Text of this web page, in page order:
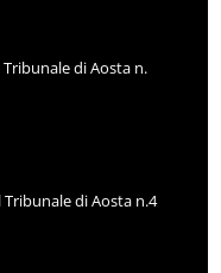
di Aosta n.
di Aosta n.4